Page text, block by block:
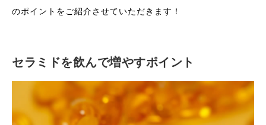
のポイントをご紹介させていただきます！
セラミドを飲んで増やすポイント